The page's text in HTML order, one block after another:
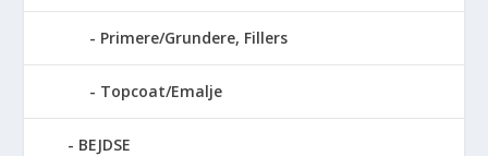
Primere/Grundere, Fillers
Topcoat/Emalje
BEJDSE